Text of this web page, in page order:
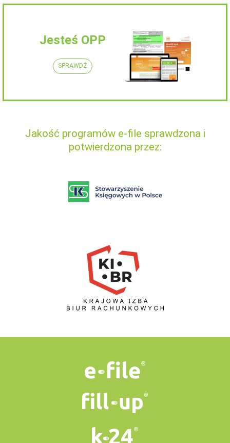
Jesteś OPP
SPRAWDŹ
Jakość programów e-file sprawdzona i
potwierdzona przez: